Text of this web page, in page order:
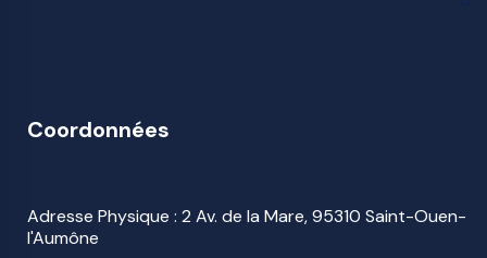
Coordonnées
Adresse Physique : 2 Av. de la Mare, 95310 Saint-Ouen-
l'Aumône